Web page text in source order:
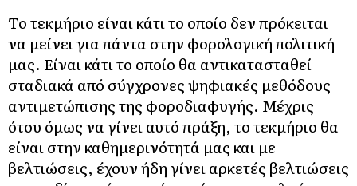
Το τεκμήριο είναι κάτι το οποίο δεν πρόκειται
να μείνει για πάντα στην φορολογική πολιτική
μας. Είναι κάτι το οποίο θα αντικατασταθεί
σταδιακά από σύγχρονες ψηφιακές μεθόδους
αντιμετώπισης της φοροδιαφυγής. Μέχρις
ότου όμως να γίνει αυτό πράξη, το τεκμήριο θα
είναι στην καθημερινότητά μας και με
βελτιώσεις, έχουν ήδη γίνει αρκετές βελτιώσεις